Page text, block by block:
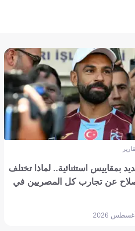
بمقاييس استثنائية.. لماذا تختلف
عن تجارب كل المصريين في